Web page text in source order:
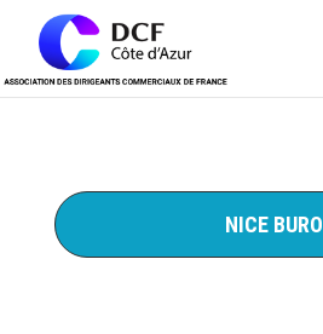
NICE BURO
Panneau de gestion des cookies